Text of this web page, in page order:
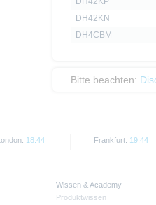
DH42KN
DH4CBM
Bitte beachten:
London: 18:44 Frankfurt: 19:44
Wissen & Academy
Produktwissen